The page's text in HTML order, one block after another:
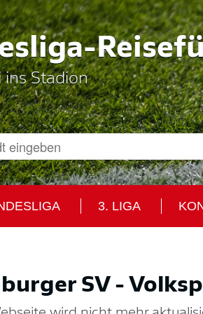
ins Stadion
3. LIGA
SV -